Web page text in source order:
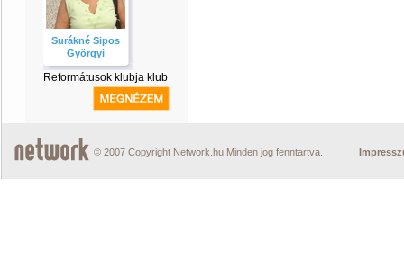
Surákné Sipos
Györgyi
Reformátusok klubja klub
© 2007 Copyright Network.hu Minden jog fenntartva.